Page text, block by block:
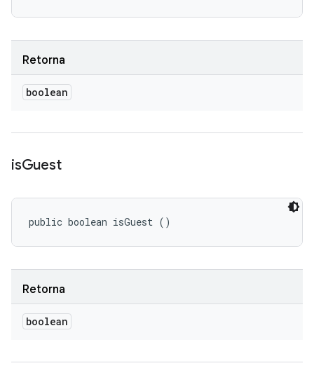
Retorna
boolean
isGuest
public boolean isGuest ()
Retorna
boolean